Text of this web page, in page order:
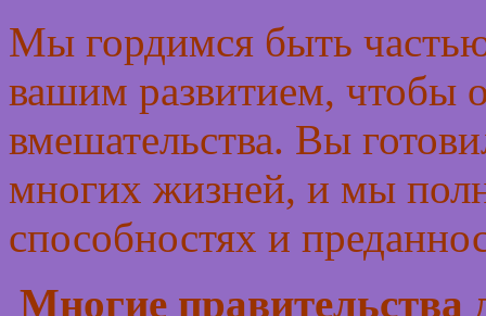
Мы гордимся быть
вашим развитием, чтобы
вмешательства. Вы
многих жизней, и мы
способностях и
Многие